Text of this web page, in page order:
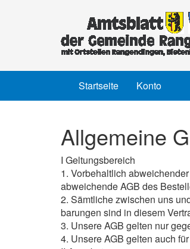
Startseite Konto
Allgemeine
I Geltungsbereich
1. Vorbehaltlich
abweichende AGB des
2. Sämtliche zwischen uns
barungen sind in diesem
3. Unsere AGB gelten nur
4. Unsere AGB gelten auch